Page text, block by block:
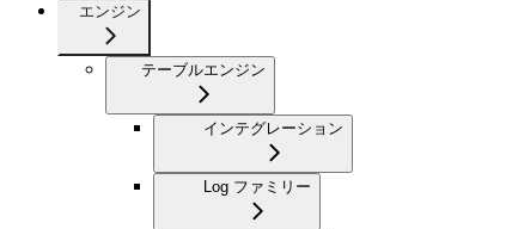
エンジン
テーブルエンジン
インテグレーション
Log ファミリー